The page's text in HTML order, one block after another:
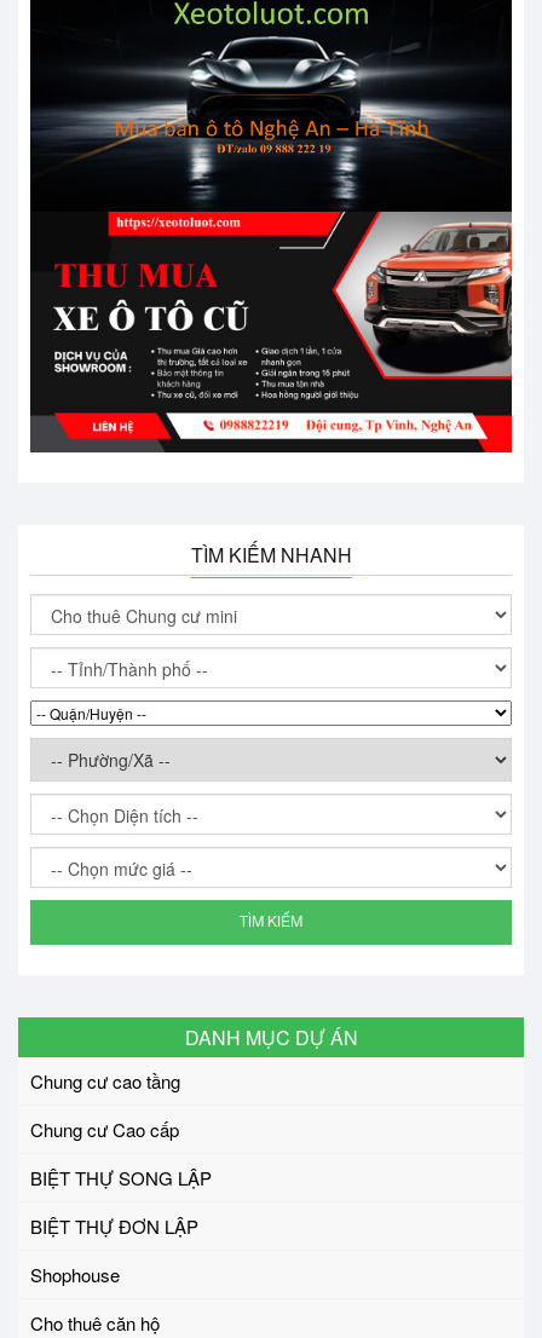
TÌM KIẾM NHANH
TÌM KIẾM
DANH MỤC DỰ ÁN
Chung cư cao tầng
Chung cư Cao cấp
BIỆT THỰ SONG LẬP
BIỆT THỰ ĐƠN LẬP
Shophouse
Cho thuê căn hộ